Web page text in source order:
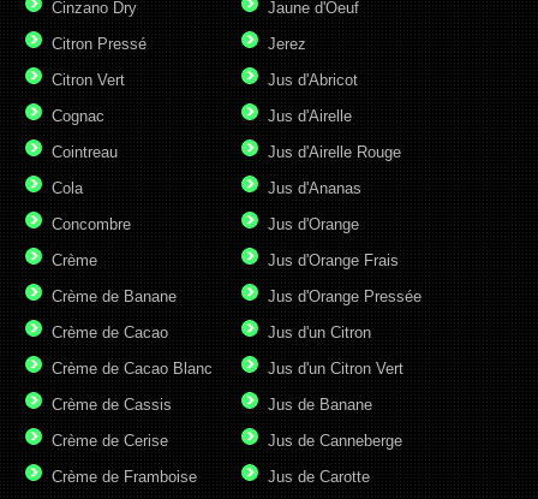
Cinzano Dry
Citron Pressé
Citron Vert
Cognac
Cointreau
Cola
Concombre
Crème
Crème de Banane
Crème de Cacao
Crème de Cacao Blanc
Crème de Cassis
Crème de Cerise
Crème de Framboise
Jaune d'Oeuf
Jerez
Jus d'Abricot
Jus d'Airelle
Jus d'Airelle Rouge
Jus d'Ananas
Jus d'Orange
Jus d'Orange Frais
Jus d'Orange Pressée
Jus d'un Citron
Jus d'un Citron Vert
Jus de Banane
Jus de Canneberge
Jus de Carotte